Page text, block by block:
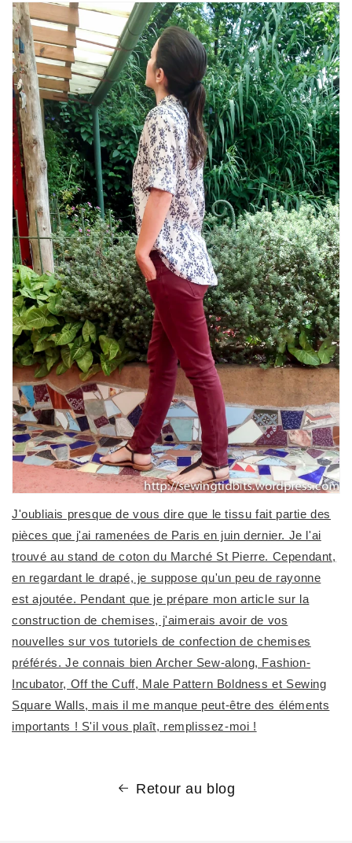
J'oubliais presque de vous dire que le tissu fait partie des
pièces que j'ai ramenées de Paris en juin dernier. Je l'ai
trouvé au stand de coton du Marché St Pierre. Cependant,
en regardant le drapé, je suppose qu'un peu de rayonne
est ajoutée. Pendant que je prépare mon article sur la
construction de chemises, j'aimerais avoir de vos
nouvelles sur vos tutoriels de confection de chemises
préférés. Je connais bien Archer Sew-along, Fashion-
Incubator, Off the Cuff, Male Pattern Boldness et Sewing
Square Walls, mais il me manque peut-être des éléments
importants ! S'il vous plaît, remplissez-moi !
Retour au blog